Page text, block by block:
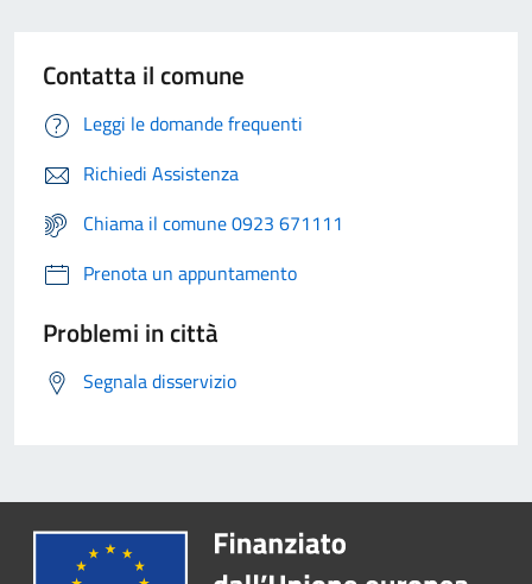
Contatta il comune
Leggi le domande frequenti
Richiedi Assistenza
Chiama il comune 0923 671111
Prenota un appuntamento
Problemi in città
Segnala disservizio